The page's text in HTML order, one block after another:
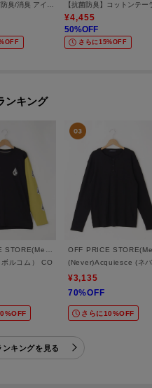
¥4,455
50%OFF
さらに15%OFF
ンキング
ーム） FTL ヘビーオンスL/Sヘンリーネ
ルコム） CONFUSE LS(Never)Acquiesce (ネ
¥3,135
70%OFF
さらに10%OFF
キングを見る